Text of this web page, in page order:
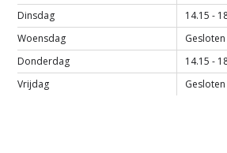
Dinsdag
14.15 -
Woensdag
Gesloten
Donderdag
14.15 -
Vrijdag
Gesloten